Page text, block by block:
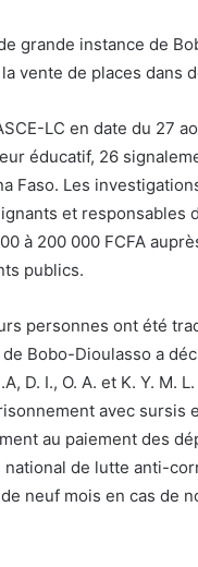
grande instance de
vente de places dans
LC en date du 27
éducatif, 26
Faso. Les
et responsables
à 200 000 FCFA
publics.
personnes ont été
Bobo-Dioulasso a
D. I., O. A. et K. Y. M.
avec
au paiement des
national de lutte anti-
neuf mois en cas de